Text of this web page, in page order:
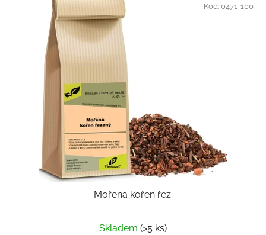
Mořena kořen řez.
Skladem (>5 ks)
Kód:0471-100